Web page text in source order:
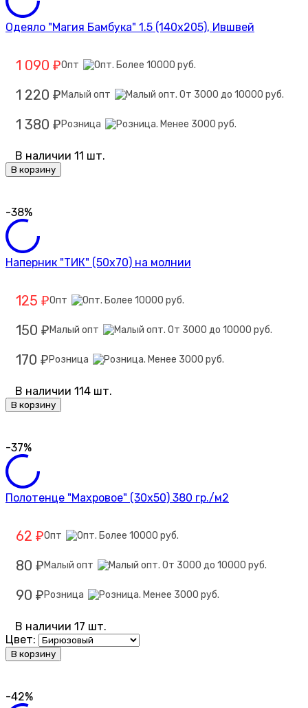
Одеяло "Магия Бамбука" 1.5 (140х205), Ившвей
1 090 ₽Опт
1 220 ₽ Малый опт
1 380 ₽ Розница
В наличии 11 шт.
В корзину
-38%
Наперник "ТИК" (50х70) на молнии
125 ₽Опт
150 ₽ Малый опт
170 ₽ Розница
В наличии 114 шт.
В корзину
-37%
Полотенце "Махровое" (30х50) 380 гр./м2
62 ₽Опт
80 ₽ Малый опт
90 ₽ Розница
В наличии 17 шт.
Цвет:
В корзину
-42%